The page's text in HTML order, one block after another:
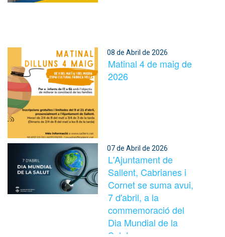
08 de Abril de 2026
Matinal 4 de maig de
2026
07 de Abril de 2026
L'Ajuntament de
Sallent, Cabrianes i
Cornet se suma avui,
7 d'abril, a la
commemoració del
Dia Mundial de la